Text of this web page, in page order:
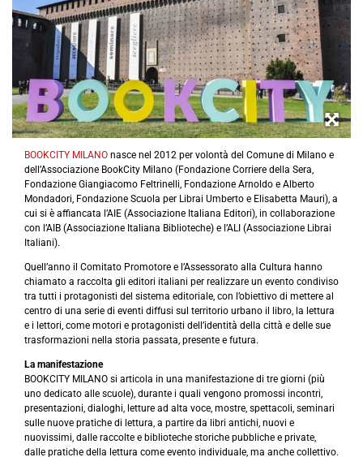
BOOKCITY MILANO nasce nel 2012 per volontà del Comune di Milano e
dell’Associazione BookCity Milano (Fondazione Corriere della Sera,
Fondazione Giangiacomo Feltrinelli, Fondazione Arnoldo e Alberto
Mondadori, Fondazione Scuola per Librai Umberto e Elisabetta Mauri), a
cui si è affiancata l’AIE (Associazione Italiana Editori), in collaborazione
con l’AIB (Associazione Italiana Biblioteche) e l’ALI (Associazione Librai
Italiani).
Quell’anno il Comitato Promotore e l’Assessorato alla Cultura hanno
chiamato a raccolta gli editori italiani per realizzare un evento condiviso
tra tutti i protagonisti del sistema editoriale, con l’obiettivo di mettere al
centro di una serie di eventi diffusi sul territorio urbano il libro, la lettura
e i lettori, come motori e protagonisti dell’identità della città e delle sue
trasformazioni nella storia passata, presente e futura.
La manifestazione
BOOKCITY MILANO si articola in una manifestazione di tre giorni (più
uno dedicato alle scuole), durante i quali vengono promossi incontri,
presentazioni, dialoghi, letture ad alta voce, mostre, spettacoli, seminari
sulle nuove pratiche di lettura, a partire da libri antichi, nuovi e
nuovissimi, dalle raccolte e biblioteche storiche pubbliche e private,
dalle pratiche della lettura come evento individuale, ma anche collettivo.